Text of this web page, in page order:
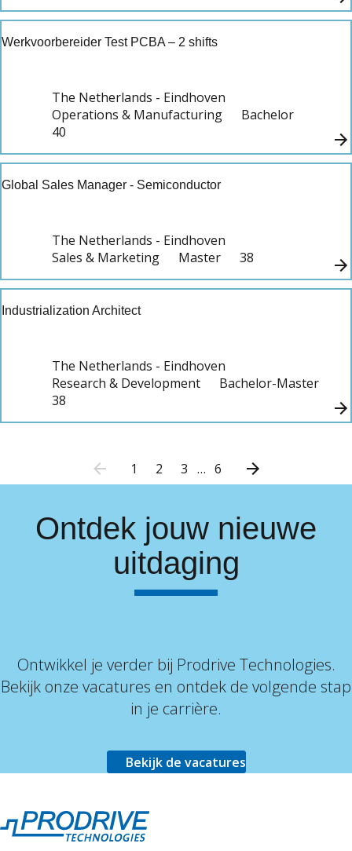
Werkvoorbereider Test PCBA – 2 shifts
The Netherlands - Eindhoven
Operations & Manufacturing
Bachelor
40
Global Sales Manager - Semiconductor
The Netherlands - Eindhoven
Sales & Marketing
Master 38
Industrialization Architect
The Netherlands - Eindhoven
Research & Development
Bachelor-Master
38
1 2 3 … 6
Ontdek jouw nieuwe
uitdaging
Ontwikkel je verder bij Prodrive Technologies.
Bekijk onze vacatures en ontdek de volgende stap
in je carrière.
Bekijk de vacatures